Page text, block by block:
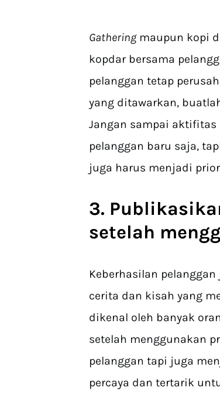
Gatheringmaupun kopi
kopdar bersama
pelanggan tetap
yang ditawarkan,
Jangan sampai
pelanggan baru saja,
juga harus menjadi
3.
setelah
Keberhasilan
cerita dan kisah yang
dikenal oleh banyak
setelah menggunakan
pelanggan tapi juga
percaya dan tertarik